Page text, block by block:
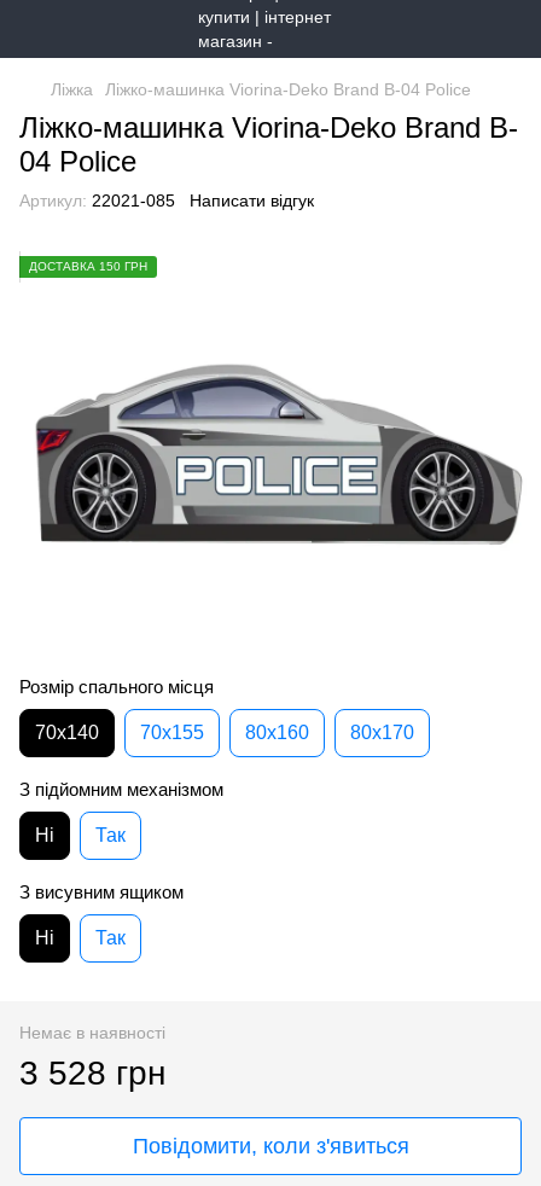
Ліжка Ліжко-машинка Viorina-Deko Brand B-04 Police
Ліжко-машинка Viorina-Deko Brand B-
04 Police
Артикул: 22021-085 Написати відгук
ДОСТАВКА 150 ГРН
Розмір спального місця
70х140 70х155 80х160 80х170
З підйомним механізмом
Ні Так
З висувним ящиком
Ні Так
Немає в наявності
3 528 грн
Повідомити, коли з'явиться